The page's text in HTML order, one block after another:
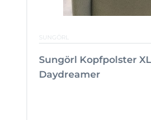
SUNGÖRL
Sungörl Kopfpolster
Daydreamer